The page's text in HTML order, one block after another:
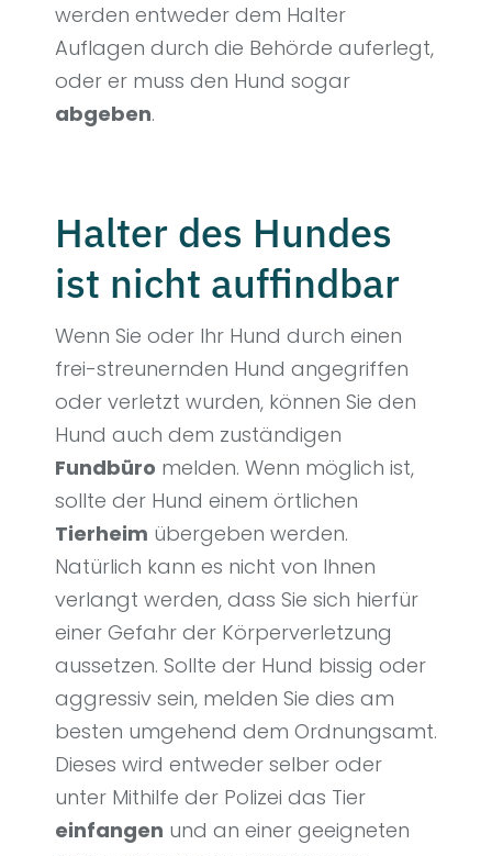
werden entweder dem Halter
Auflagen durch die Behörde auferlegt,
oder er muss den Hund sogar
abgeben.
Halter des Hundes
ist nicht auffindbar
Wenn Sie oder Ihr Hund durch einen
frei-streunernden Hund angegriffen
oder verletzt wurden, können Sie den
Hund auch dem zuständigen
Fundbüro melden. Wenn möglich ist,
sollte der Hund einem örtlichen
Tierheim übergeben werden.
Natürlich kann es nicht von Ihnen
verlangt werden, dass Sie sich hierfür
einer Gefahr der Körperverletzung
aussetzen. Sollte der Hund bissig oder
aggressiv sein, melden Sie dies am
besten umgehend dem Ordnungsamt.
Dieses wird entweder selber oder
unter Mithilfe der Polizei das Tier
einfangen und an einer geeigneten